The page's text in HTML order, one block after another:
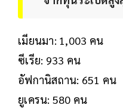
เมียนมา: 1,003 คน
ซีเรีย: 933 คน
อัฟกานิสถาน: 651 คน
ยูเครน: 580 คน